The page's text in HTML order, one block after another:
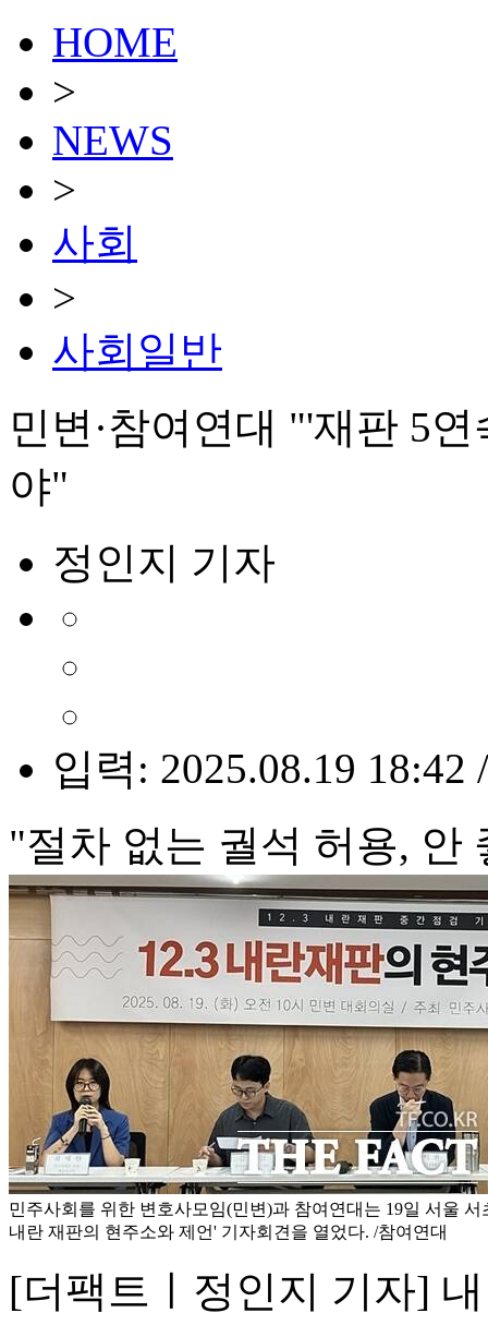
HOME
>
NEWS
>
사회
>
사회일반
민변·참여연대 "'재판 5
야"
정인지 기자
입력: 2025.08.19 18:42
"절차 없는 궐석 허용, 안
민주사회를 위한 변호사모임(민변)과 참여연대는 19일 서울 서
내란 재판의 현주소와 제언' 기자회견을 열었다. /참여연대
[더팩트ㅣ정인지 기자]